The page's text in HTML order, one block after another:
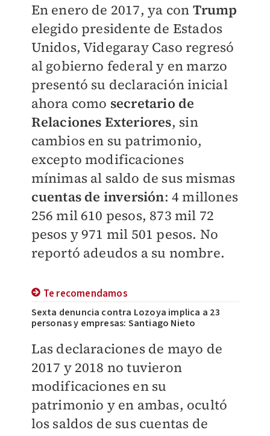
En enero de 2017, ya con Trump
elegido presidente de Estados
Unidos, Videgaray Caso regresó
al gobierno federal y en marzo
presentó su declaración inicial
ahora como secretario de
Relaciones Exteriores, sin
cambios en su patrimonio,
excepto modificaciones
mínimas al saldo de sus mismas
cuentasde inversión: 4 millones
256 mil 610 pesos, 873 mil 72
pesos y 971 mil 501 pesos. No
reportó adeudos a su nombre.
Te recomendamos
Sexta denuncia contra Lozoya implica a 23
personas y empresas: Santiago Nieto
Las declaraciones de mayo de
2017 y 2018 no tuvieron
modificaciones en su
patrimonio y en ambas, ocultó
los saldos de sus cuentas de